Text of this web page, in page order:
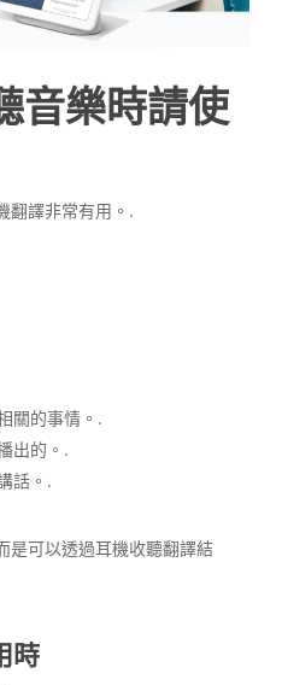
音樂時請使
翻譯非常有用。.
關的事情。.
出的。.
話。.
是可以透過耳機收聽翻譯結
時